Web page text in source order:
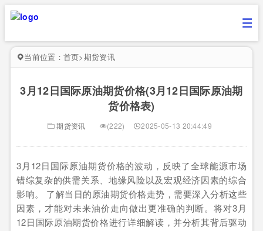
当前位置： 首页>期货资讯
3月12日国际原油期货价格(3月12日国际原油期
货价格表)
期货资讯 (222) 2025-05-13 20:44:49
3月12日国际原油期货价格的波动，反映了全球能源市场
错综复杂的供需关系、地缘风险以及宏观经济因素的综合
影响。 了解当日的原油期货价格走势，需要深入分析这些
因素，才能对未来油价走向做出更准确的判断。将对3月
12日国际原油期货价格进行详细解读，并分析其背后驱动